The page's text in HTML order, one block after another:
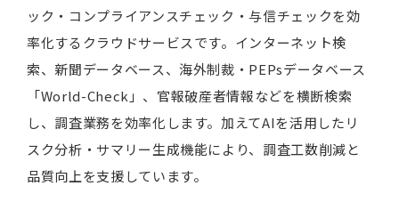
ック・コンプライアンスチェック・与信チェックを効
率化するクラウドサービスです。インターネット検
索、新聞データベース、海外制裁・PEPsデータベース
「World-Check」、官報破産者情報などを横断検索
し、調査業務を効率化します。加えてAIを活用したリ
スク分析・サマリー生成機能により、調査工数削減と
品質向上を支援しています。